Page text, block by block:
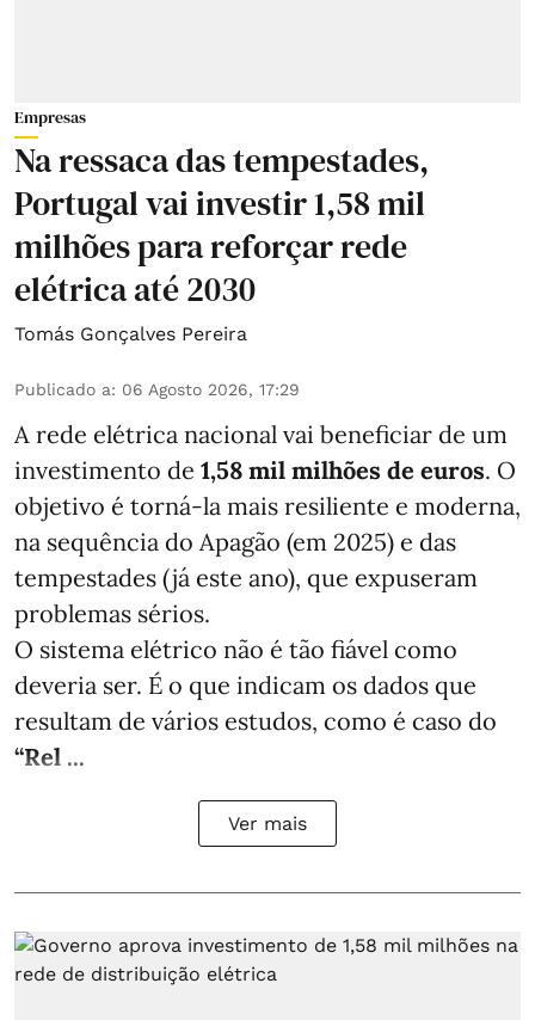
Empresas
Na ressaca das tempestades,
Portugal vai investir 1,58 mil
milhões para reforçar rede
elétrica até 2030
Tomás Gonçalves Pereira
Publicado a: 06 Agosto 2026, 17:29
A rede elétrica nacional vai beneficiar de um
investimento de 1,58 mil milhões de euros. O
objetivo é torná-la mais resiliente e moderna,
na sequência do Apagão (em 2025) e das
tempestades (já este ano), que expuseram
problemas sérios.
O sistema elétrico não é tão fiável como
deveria ser. É o que indicam os dados que
resultam de vários estudos, como é caso do
“Rel ...
Ver mais